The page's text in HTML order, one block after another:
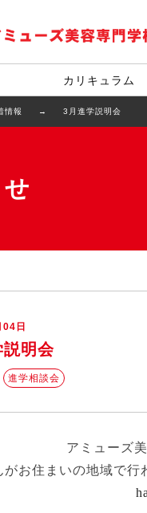
カリキュラム
情報 3月進学説明会
日
明会
進学相談会
アミューズ
がお住まいの地域で行